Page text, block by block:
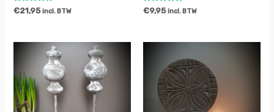
Waardering
0
€21,95 incl. BTW
Waardering
0
€9,95 incl. BTW